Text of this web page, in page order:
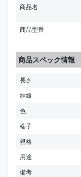
商品名
商品型番
商品スペック情報
長さ
結線
色
端子
規格
用途
備考